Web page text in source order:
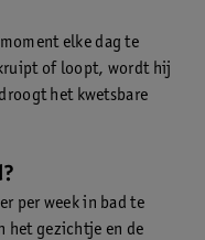
elke dag te
of loopt, wordt hij
het kwetsbare
per week in bad te
het gezichtje en de